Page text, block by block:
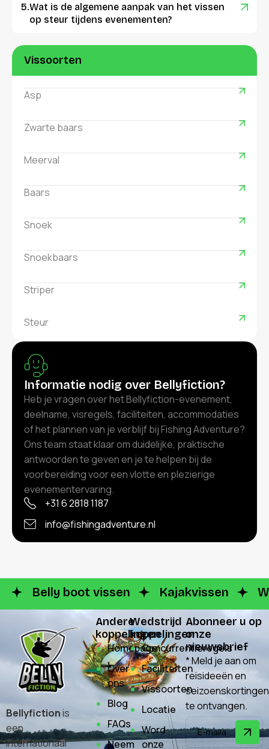
Vissoorten
Asp
Zwarte baars
Meerval
Baars
Snoek
Snoekbaars
Striper
Steur
Informatie nodig over Bellyfiction?
Heb je vragen over het Bellyfiction-evenement,
deelname, visregels, faciliteiten, accommodaties
of het plannen van je verblijf bij Fishing Adventure?
Ons team staat klaar om duidelijke, praktische
antwoorden te geven en je te helpen bij de
voorbereiding voor een vlotte en plezierige
evenementervaring.
+31 6 2818 1187
info@fishingadventure.nl
Wat is de algemene aanpak van het vissen
op steur tijdens evenementen?
Belly boot vissen Kajakvissen
Bellyfictionis
een
internationaal
Andere
koppelingen
Homepage
Over
ons
Blog
FAQs
Neem
Wedstrijd
koppelingen
Concurrentieregels
Faciliteiten
Vissoorten
Locatie
Word
onze
Abonneer u op
onze
nieuwsbrief
* Meld je aan om
reisideeën en
seizoenskortingen
te ontvangen.